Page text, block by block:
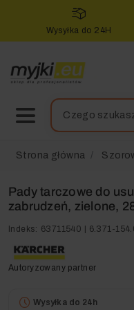
Wysyłka do 24H
Strona główna
Pady tarczowe do
zabrudzeń, zielone,
Indeks: 63711540 | 6.371-
Autoryzowany partner
Wysyłka do 24h